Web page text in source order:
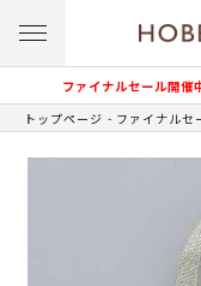
ファイナルセール開
トップページ ファイナルセ